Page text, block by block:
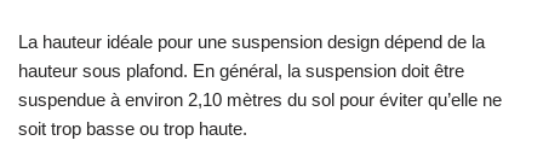
La hauteur idéale pour une suspension design dépend de la
hauteur sous plafond. En général, la suspension doit être
suspendue à environ 2,10 mètres du sol pour éviter qu’elle ne
soit trop basse ou trop haute.